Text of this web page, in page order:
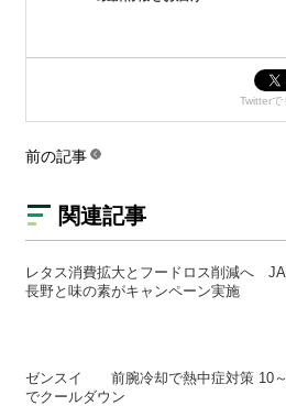
Twitterで
前の記事
関連記事
レタス消費拡大とフードロス削減へ
長野と味の素がキャンペーン実施
ゼンスイ 前腕冷却で熱中症対策 10
でクールダウン